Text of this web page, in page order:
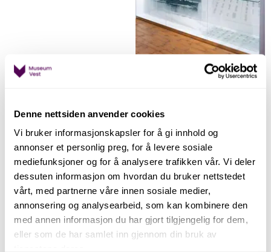
Denne nettsiden anvender cookies
Vi bruker informasjonskapsler for å gi innhold og
annonser et personlig preg, for å levere sosiale
mediefunksjoner og for å analysere trafikken vår. Vi deler
dessuten informasjon om hvordan du bruker nettstedet
vårt, med partnerne våre innen sosiale medier,
annonsering og analysearbeid, som kan kombinere den
med annen informasjon du har gjort tilgjengelig for dem,
eller som de har samlet inn gjennom din bruk av
Motstandskampen som enda i
Fram til 1942 var Telavåg eit lite og ukjent
fiskarsamfunn ytst ved kysten. Her fanst modige
innbyggjarar og sjøfolk som var vande med havet.
Telavåg var med andre ord ei perfekt stad for den
illegale båttrafikken mellom Noreg og Storbritannia
under andre verdskrigen.
Ein aprildag i 1942 kom to agentar over frå
Storbritannia til Telavåg. Her vart dei haldne i skjul av